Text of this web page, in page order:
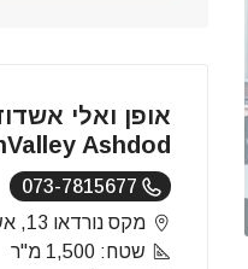
אופן ואלי
Ashdod
073-7815677
מקס נורדאו 13, אשדוד
שטח: 1,500 מ"ר